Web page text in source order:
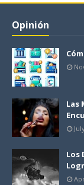
Opinión
Las
Los